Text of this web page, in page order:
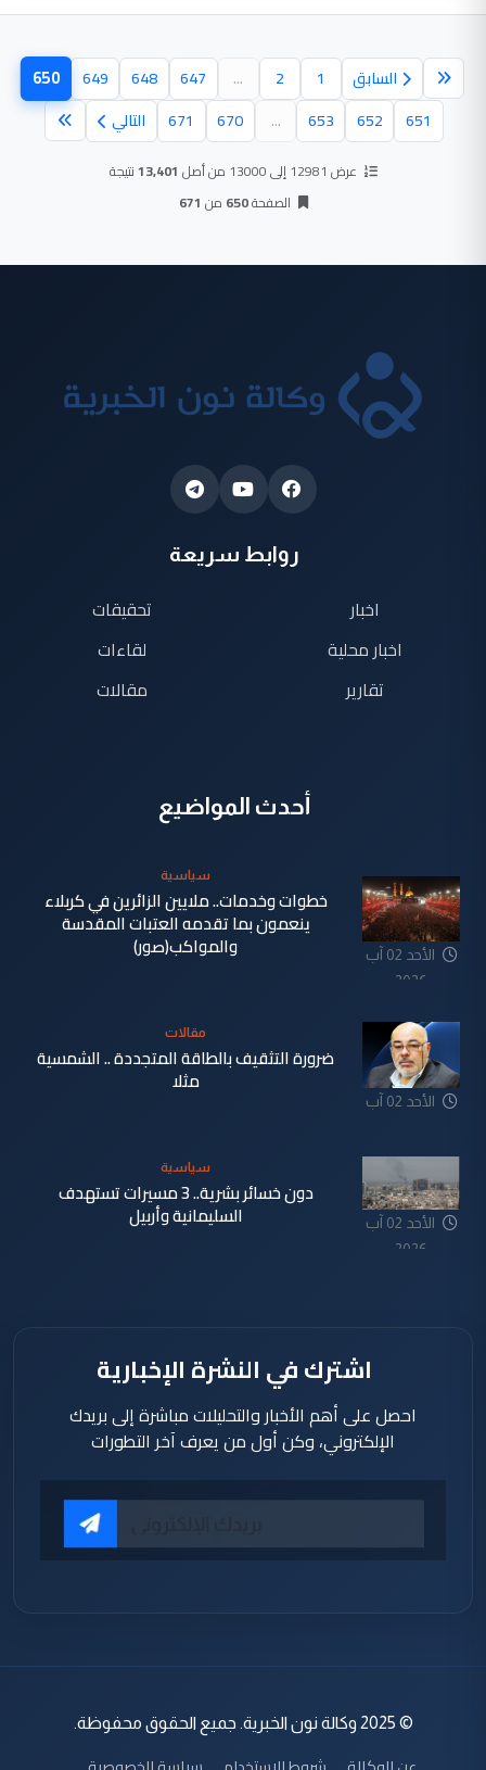
السابق 1
2
...
647
648
649
650
651
652
653
...
670
671 التالي
عرض 12981 إلى 13000 من أصل 13,401نتيجة
الصفحة650 من 671
روابط سريعة
اخبار
اخبار محلية
تقارير
تحقيقات
لقاءات
مقالات
أحدث المواضيع
الأحد 02 آب
2026
سياسية
خطوات وخدمات.. ملايين الزائرين في كربلاء
ينعمون بما تقدمه العتبات المقدسة
والمواكب(صور)
الأحد 02 آب
مقالات
ضرورة التثقيف بالطاقة المتجددة .. الشمسية
مثلا
الأحد 02 آب
2026
سياسية
دون خسائر بشرية.. 3 مسيرات تستهدف
السليمانية وأربيل
اشترك في النشرة الإخبارية
احصل على أهم الأخبار والتحليلات مباشرة إلى بريدك
الإلكتروني، وكن أول من يعرف آخر التطورات
© 2025 وكالة نون الخبرية. جميع الحقوق محفوظة.